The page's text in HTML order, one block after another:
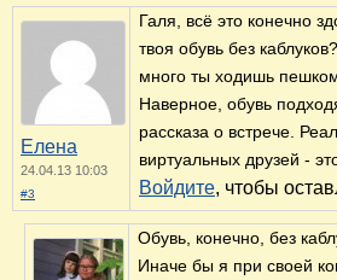
Елена
24.04.13 10:03
#3
Галя, всё это конечно
твоя обувь без
много ты ходишь
Наверное, обувь
рассказа о встрече.
виртуальных друзей -
Войдите, чтобы
Обувь, конечно, без
Иначе бы я при своей